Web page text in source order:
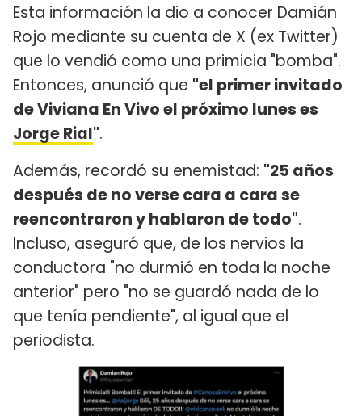
Esta información la dio a conocer Damián
Rojo mediante su cuenta de X (ex Twitter)
que lo vendió como una primicia "bomba".
Entonces, anunció que "el primer invitado
de Viviana En Vivo el próximo lunes es
Jorge Rial".
Además, recordó su enemistad: "25 años
después de no verse cara a cara se
reencontraron y hablaron de todo".
Incluso, aseguró que, de los nervios la
conductora "no durmió en toda la noche
anterior" pero "no se guardó nada de lo
que tenía pendiente", al igual que el
periodista.